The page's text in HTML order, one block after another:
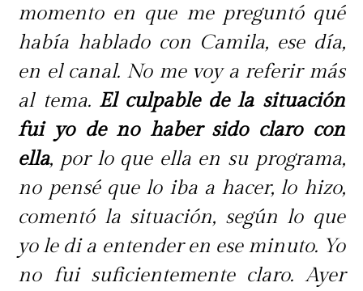
momento en que me preguntó qué
había hablado con Camila, ese día,
en el canal. No me voy a referir más
al tema. El culpable de la situación
fui yo de no haber sido claro con
ella, por lo que ella en su programa,
no pensé que lo iba a hacer, lo hizo,
comentó la situación, según lo que
yo le di a entender en ese minuto. Yo
no fui suficientemente claro. Ayer